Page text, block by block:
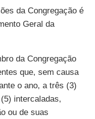
da Congregação é
Geral da
da Congregação
que, sem causa
o ano, a três (3)
intercaladas,
ou de suas